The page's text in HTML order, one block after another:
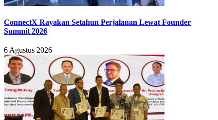
ConnectX Rayakan Setahun Perjalanan Lewat Founder
Summit 2026
6 Agustus 2026